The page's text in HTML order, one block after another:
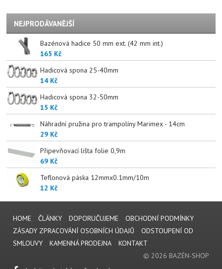
NEJPRODÁVANĚJŠÍ
Bazénová hadice 50 mm ext. (42 mm int.)
165 Kč
Hadicová spona 25-40mm
14 Kč
Hadicová spona 32-50mm
15 Kč
Náhradní pružina pro trampolíny Marimex - 14cm
29 Kč
Připevňovací lišta folie 0,9m
69 Kč
Teflonová páska 12mmx0.1mm/10m
12 Kč
HOME ČLÁNKY DOPORUČUJEME
OBCHODNÍ PODMÍNKY
ZÁSADY ZPRACOVÁNÍ OSOBNÍCH ÚDAJŮ
ODSTOUPENÍ OD
SMLOUVY
KAMENNÁ PRODEJNA
KONTAKT
© 2026 BAZÉN-SHOP